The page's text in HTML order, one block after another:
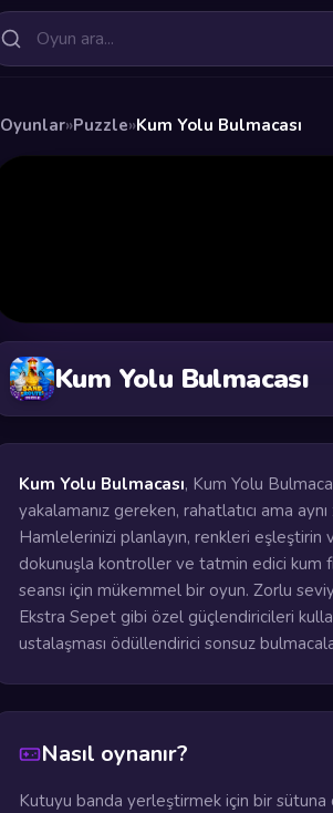
Oyunlar»Puzzle»Kum Yolu Bulmacası
Kum Yolu Bulmacası
Kum Yolu Bulmacası, Kum Yolu
yakalamanız gereken, rahatlatıcı ama
Hamlelerinizi planlayın, renkleri
dokunuşla kontroller ve tatmin edici kum
seansı için mükemmel bir oyun. Zorlu
Ekstra Sepet gibi özel güçlendiricileri
ustalaşması ödüllendirici sonsuz
Nasıl oynanır?
Kutuyu banda yerleştirmek için bir